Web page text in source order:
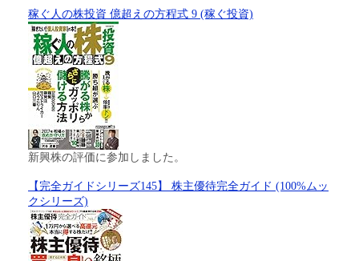
稼ぐ人の株投資 億超えの方程式 9 (稼ぐ投資)
新興株の評価に参加しました。
【完全ガイドシリーズ145】 株主優待完全ガイド (100%ムッ
クシリーズ)